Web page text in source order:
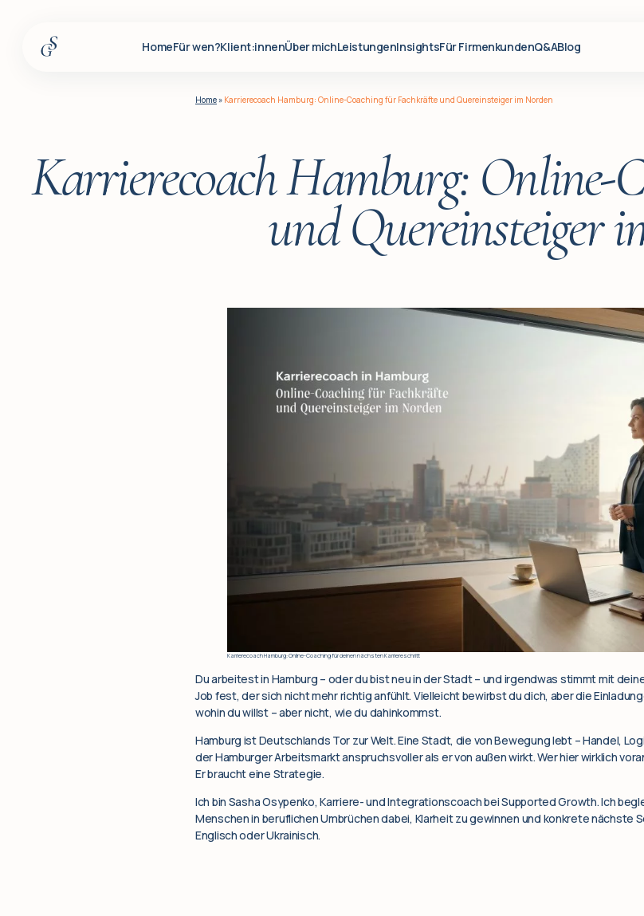
HomeFür wen?Klient:innenÜber michLeistungenInsightsFür FirmenkundenQ&ABlog
Über mich
Leistungen
Home» Karrierecoach Hamburg: Online-Coaching für Fachkräfte und Quereinsteiger im Norden
Karrierecoach Hamburg: Online-
und Quereinsteiger
Karrierecoach Hamburg: Online-Coaching für deinen nächsten Karriereschritt
Du arbeitest in Hamburg – oder du bist neu in der Stadt – und irgendwas stimmt mit
Job fest, der sich nicht mehr richtig anfühlt. Vielleicht bewirbst du dich, aber die
wohin du willst – aber nicht, wie du dahinkommst.
Hamburg ist Deutschlands Tor zur Welt. Eine Stadt, die von Bewegung lebt – Handel,
der Hamburger Arbeitsmarkt anspruchsvoller als er von außen wirkt. Wer hier wirklich
Er braucht eine Strategie.
Ich bin Sasha Osypenko, Karriere- und Integrationscoach bei Supported Growth. Ich
Menschen in beruflichen Umbrüchen dabei, Klarheit zu gewinnen und konkrete nächste
Englisch oder Ukrainisch.